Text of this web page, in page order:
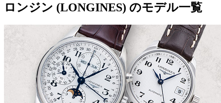
ロンジン (LONGINES) のモデル一覧